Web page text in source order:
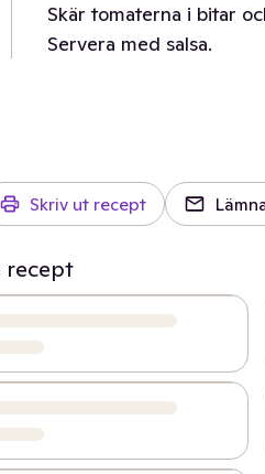
Skär tomaterna i bitar
Servera med salsa.
Skriv ut recept
recept